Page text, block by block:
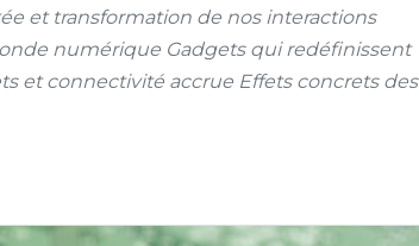
et transformation de nos interactions
numérique Gadgets qui redéfinissent
et connectivité accrue Effets concrets des